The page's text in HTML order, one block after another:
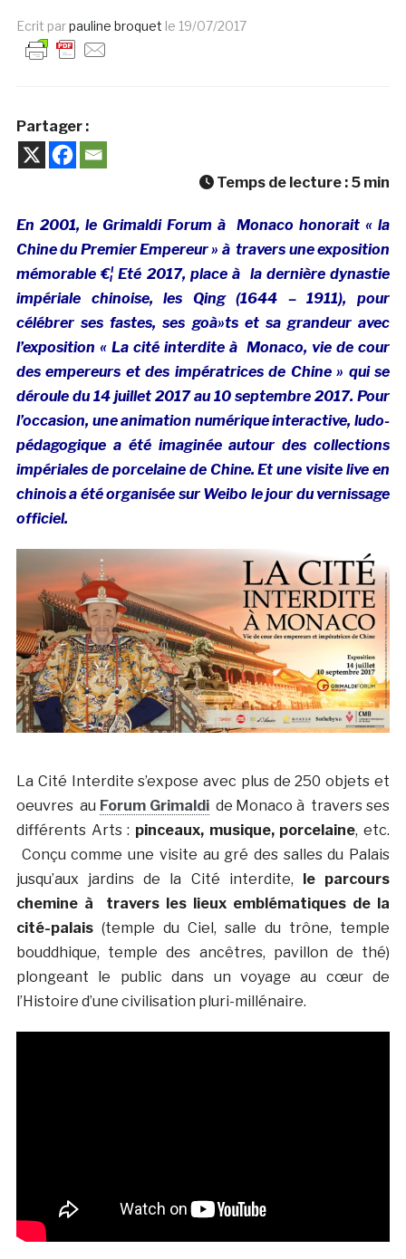
Ecrit parpauline broquet le 19/07/2017
Partager :
Temps de lecture : 5 min
En 2001, le Grimaldi Forum à Monaco honorait « la
Chine du Premier Empereur » à travers une exposition
mémorable €¦ Eté 2017, place à la dernière dynastie
impériale chinoise, les Qing (1644 – 1911), pour
célébrer ses fastes, ses goà»ts et sa grandeur avec
l’exposition « La cité interdite à Monaco, vie de cour
des empereurs et des impératrices de Chine » qui se
déroule du 14 juillet 2017 au 10 septembre 2017. Pour
l’occasion, une animation numérique interactive, ludo-
pédagogique a été imaginée autour des collections
impériales de porcelaine de Chine. Et une visite live en
chinois a été organisée sur Weibo le jour du vernissage
officiel.
La Cité Interdite s’expose avec plus de 250 objets et
oeuvres au Forum Grimaldide Monaco à travers ses
différents Arts : pinceaux, musique, porcelaine, etc.
Conçu comme une visite au gré des salles du Palais
jusqu’aux jardins de la Cité interdite,
le parcours
chemine à travers les lieux emblématiques de la
cité-palais(temple du Ciel, salle du trône, temple
bouddhique, temple des ancêtres, pavillon de thé)
plongeant le public dans un voyage au cœur de
l’Histoire d’une civilisation pluri-millénaire.